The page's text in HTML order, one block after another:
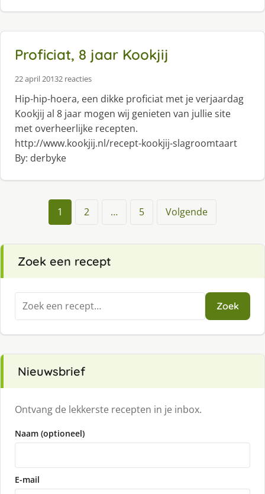
Proficiat, 8 jaar Kookjij
22 april 20132 reacties
Hip-hip-hoera, een dikke proficiat met je verjaardag
Kookjij al 8 jaar mogen wij genieten van jullie site
met overheerlijke recepten.
http://www.kookjij.nl/recept-kookjij-slagroomtaart
By: derbyke
1 2 … 5 Volgende
Zoek een recept
Zoeken
naar:
Zoek
Nieuwsbrief
Ontvang de lekkerste recepten in je inbox.
Naam (optioneel)
E-mail